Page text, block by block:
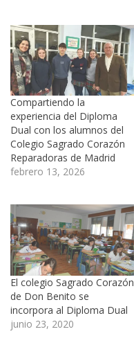
internacional de títulos de
Bachillerato creado y
desarrollado por
Academica, que permite a
los alumnos obtener dos
titulaciones simultáneas: la
propia de su país…
Compartiendo la
experiencia del Diploma
Dual con los alumnos del
Colegio Sagrado Corazón
Reparadoras de Madrid
febrero 13, 2026
El colegio Sagrado Corazón
de Don Benito se
incorpora al Diploma Dual
junio 23, 2020